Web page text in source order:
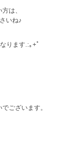
は、
いね♪
ります.:｡+ﾟ
ございます。